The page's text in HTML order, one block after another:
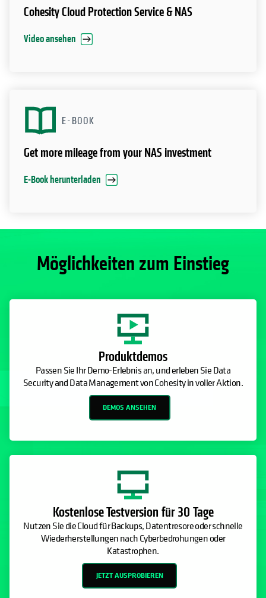
Cohesity Cloud Protection Service & NAS
Video ansehen
E-BOOK
Get more mileage from your NAS investment
E-Book herunterladen
Möglichkeiten zum Einstieg
Produktdemos
Passen Sie Ihr Demo-Erlebnis an, und erleben Sie Data
Security and Data Management von Cohesity in voller Aktion.
DEMOS ANSEHEN
Kostenlose Testversion für 30 Tage
Nutzen Sie die Cloud für Backups, Datentresore oder schnelle
Wiederherstellungen nach Cyberbedrohungen oder
Katastrophen.
JETZT AUSPROBIEREN